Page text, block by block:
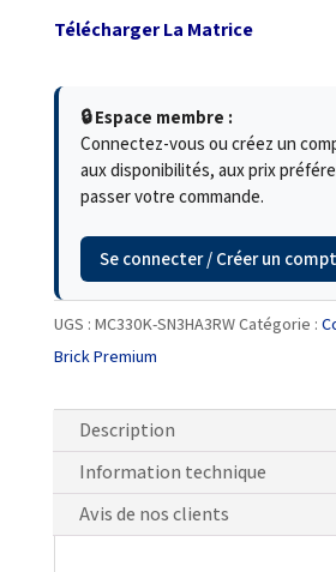
Télécharger La Matrice
🔒 Espace membre :
Connectez-vous ou créez un
aux disponibilités, aux prix
passer votre commande.
Se connecter / Créer un
UGS : MC330K-SN3HA3RWCatégorie :
Brick Premium
Description
Information technique
Avis de nos clients